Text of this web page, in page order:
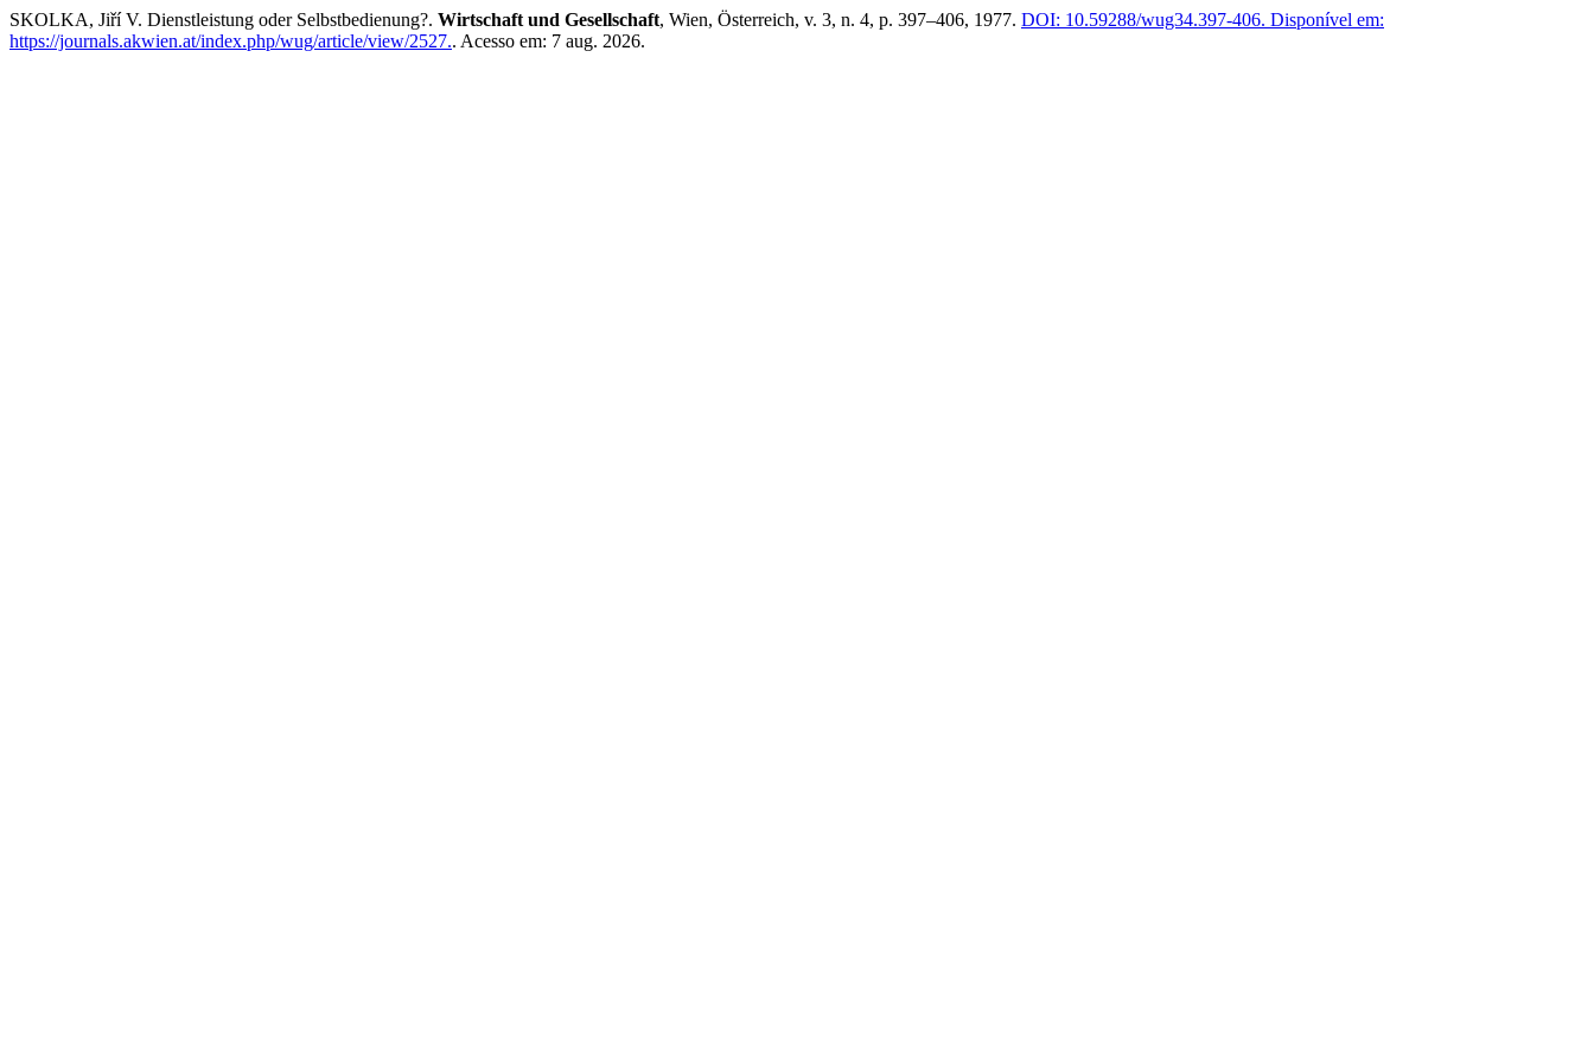
SKOLKA, Jiří V. Dienstleistung oder Selbstbedienung?. Wirtschaft und Gesellschaft, Wien, Österreich, v. 3, n. 4, p. 397–406, 1977. DOI: 10.59288/wug34.397-406. Disponível em:
https://journals.akwien.at/index.php/wug/article/view/2527.. Acesso em: 7 aug. 2026.